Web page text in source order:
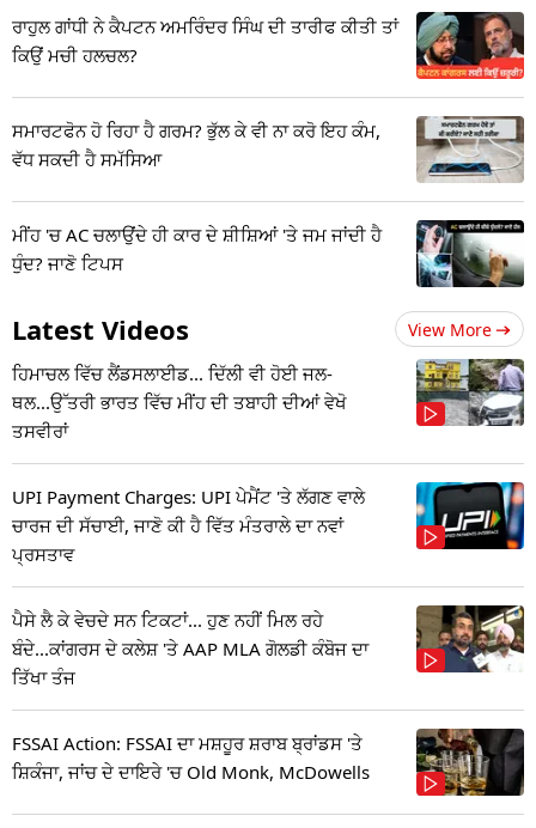
ਰਾਹੁਲ ਗਾਂਧੀ ਨੇ ਕੈਪਟਨ ਅਮਰਿੰਦਰ ਸਿੰਘ ਦੀ ਤਾਰੀਫ ਕੀਤੀ ਤਾਂ
ਕਿਉਂ ਮਚੀ ਹਲਚਲ?
ਸਮਾਰਟਫੋਨ ਹੋ ਰਿਹਾ ਹੈ ਗਰਮ? ਭੁੱਲ ਕੇ ਵੀ ਨਾ ਕਰੋ ਇਹ ਕੰਮ,
ਵੱਧ ਸਕਦੀ ਹੈ ਸਮੱਸਿਆ
ਮੀਂਹ 'ਚ AC ਚਲਾਉਂਦੇ ਹੀ ਕਾਰ ਦੇ ਸ਼ੀਸ਼ਿਆਂ 'ਤੇ ਜਮ ਜਾਂਦੀ ਹੈ
ਧੁੰਦ? ਜਾਣੋ ਟਿਪਸ
Latest Videos View More
ਹਿਮਾਚਲ ਵਿੱਚ ਲੈਂਡਸਲਾਈਡ... ਦਿੱਲੀ ਵੀ ਹੋਈ ਜਲ-
ਥਲ...ਉੱਤਰੀ ਭਾਰਤ ਵਿੱਚ ਮੀਂਹ ਦੀ ਤਬਾਹੀ ਦੀਆਂ ਵੇਖੋ
ਤਸਵੀਰਾਂ
UPI Payment Charges: UPI ਪੇਮੈਂਟ 'ਤੇ ਲੱਗਣ ਵਾਲੇ
ਚਾਰਜ ਦੀ ਸੱਚਾਈ, ਜਾਣੋ ਕੀ ਹੈ ਵਿੱਤ ਮੰਤਰਾਲੇ ਦਾ ਨਵਾਂ
ਪ੍ਰਸਤਾਵ
ਪੈਸੇ ਲੈ ਕੇ ਵੇਚਦੇ ਸਨ ਟਿਕਟਾਂ... ਹੁਣ ਨਹੀਂ ਮਿਲ ਰਹੇ
ਬੰਦੇ...ਕਾਂਗਰਸ ਦੇ ਕਲੇਸ਼ 'ਤੇ AAP MLA ਗੋਲਡੀ ਕੰਬੋਜ ਦਾ
ਤਿੱਖਾ ਤੰਜ
FSSAI Action: FSSAI ਦਾ ਮਸ਼ਹੂਰ ਸ਼ਰਾਬ ਬ੍ਰਾਂਡਸ 'ਤੇ
ਸ਼ਿਕੰਜਾ, ਜਾਂਚ ਦੇ ਦਾਇਰੇ 'ਚ Old Monk, McDowells